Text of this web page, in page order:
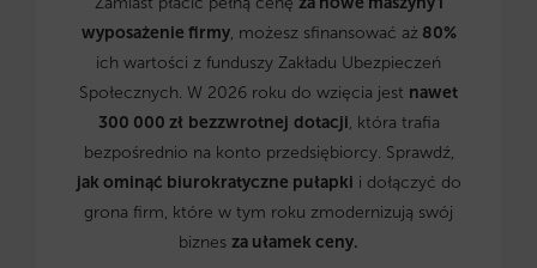
wyposażenie firmy, możesz sfinansować aż80%
ich wartości z funduszy Zakładu Ubezpieczeń
Społecznych. W 2026 roku do wzięcia jest nawet
300 000 zł bezzwrotnej dotacji, która trafia
bezpośrednio na konto przedsiębiorcy. Sprawdź,
jak ominąć biurokratyczne pułapki i dołączyć do
grona firm, które w tym roku zmodernizują swój
biznes za ułamek ceny.